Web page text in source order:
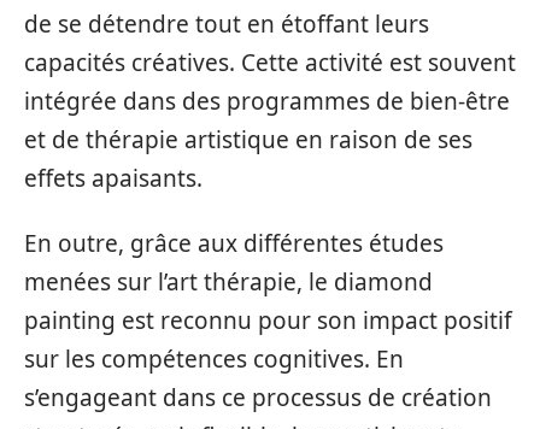
de se détendre tout en étoffant leurs
capacités créatives. Cette activité est souvent
intégrée dans des programmes de bien-être
et de thérapie artistique en raison de ses
effets apaisants.
En outre, grâce aux différentes études
menées sur l’art thérapie, le diamond
painting est reconnu pour son impact positif
sur les compétences cognitives. En
s’engageant dans ce processus de création